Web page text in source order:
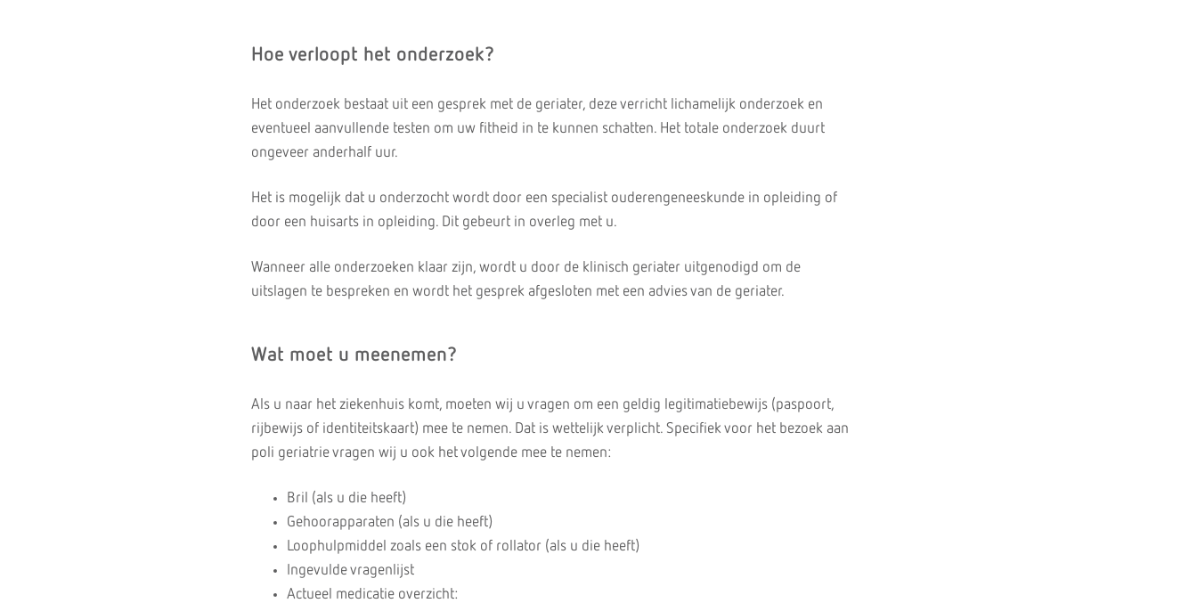
Hoe verloopt het onderzoek?
Het onderzoek bestaat uit een gesprek met de geriater, deze verricht lichamelijk onderzoek en
eventueel aanvullende testen om uw fitheid in te kunnen schatten. Het totale onderzoek duurt
ongeveer anderhalf uur.
Het is mogelijk dat u onderzocht wordt door een specialist ouderengeneeskunde in opleiding of
door een huisarts in opleiding. Dit gebeurt in overleg met u.
Wanneer alle onderzoeken klaar zijn, wordt u door de klinisch geriater uitgenodigd om de
uitslagen te bespreken en wordt het gesprek afgesloten met een advies van de geriater.
Wat moet u meenemen?
Als u naar het ziekenhuis komt, moeten wij u vragen om een geldig legitimatiebewijs (paspoort,
rijbewijs of identiteitskaart) mee te nemen. Dat is wettelijk verplicht. Specifiek voor het bezoek aan
poli geriatrie vragen wij u ook het volgende mee te nemen:
Bril (als u die heeft)
Gehoorapparaten (als u die heeft)
Loophulpmiddel zoals een stok of rollator (als u die heeft)
Ingevulde vragenlijst
Actueel medicatie overzicht: